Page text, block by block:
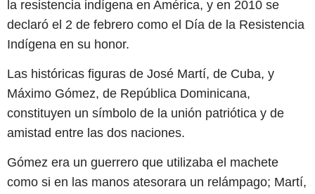
la resistencia indígena en América, y en 2010 se
declaró el 2 de febrero como el Día de la Resistencia
Indígena en su honor.
Las históricas figuras de José Martí, de Cuba, y
Máximo Gómez, de República Dominicana,
constituyen un símbolo de la unión patriótica y de
amistad entre las dos naciones.
Gómez era un guerrero que utilizaba el machete
como si en las manos atesorara un relámpago; Martí,